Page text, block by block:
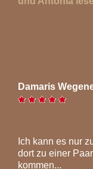
Damaris
Ich kann es nur
dort zu einer
kommen...